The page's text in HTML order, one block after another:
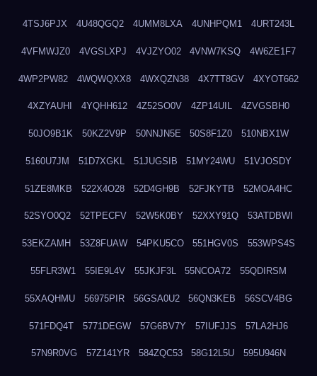
4TSJ6PJX 4U48QGQ2 4UMM8LXA 4UNHPQM1 4URT243L
4VFMWJZ0 4VGSLXPJ 4VJZYO02 4VNW7KSQ 4W6ZE1F7
4WP2PW82 4WQWQXX8 4WXQZN38 4X7TT8GV 4XYOT662
4XZYAUHI 4YQHH612 4Z52SO0V 4ZP14UIL 4ZVGSBH0
50JO9B1K 50KZ2V9P 50NNJN5E 50S8F1Z0 510NBX1W
5160U7JM 51D7XGKL 51JUGSIB 51MY24WU 51VJOSDY
51ZE8MKB 522X4O28 52D4GH9B 52FJKYTB 52MOA4HC
52SYO0Q2 52TPECFV 52W5K0BY 52XXY91Q 53ATDBWI
53EKZAMH 53Z8FUAW 54PKU5CO 551HGV0S 553WPS4S
55FLR3W1 55IE9L4V 55JKJF3L 55NCOA72 55QDIRSM
55XAQHMU 56975PIR 56GSA0U2 56QN3KEB 56SCV4BG
571FDQ4T 5771DEGW 57G6BV7Y 57IUFJJS 57LA2HJ6
57N9R0VG 57Z141YR 584ZQC53 58G12L5U 595U946N